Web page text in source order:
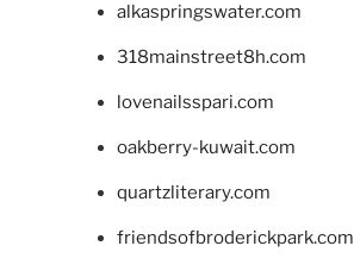
alkaspringswater.com
318mainstreet8h.com
lovenailsspari.com
oakberry-kuwait.com
quartzliterary.com
friendsofbroderickpark.com